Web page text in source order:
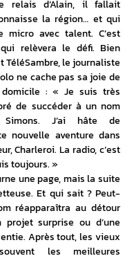
relais d’Alain, il fallait
la région… et qui
micro avec talent. C’est
relèvera le défi. Bien
TéléSambre, le journaliste
ne cache pas sa joie de
: « Je suis très
de succéder à un nom
J’ai hâte de
nouvelle aventure dans
Charleroi. La radio, c’est
toujours. »
une page, mais la suite
Et qui sait ? Peut-
réapparaîtra au détour
projet surprise ou d’une
Après tout, les vieux
les meilleures